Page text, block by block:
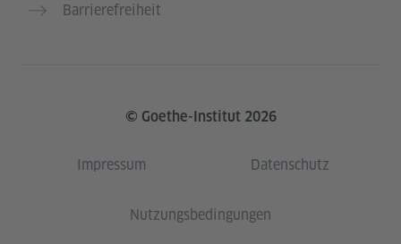
Barrierefreiheit
© Goethe-Institut 2026
Impressum Datenschutz
Nutzungsbedingungen